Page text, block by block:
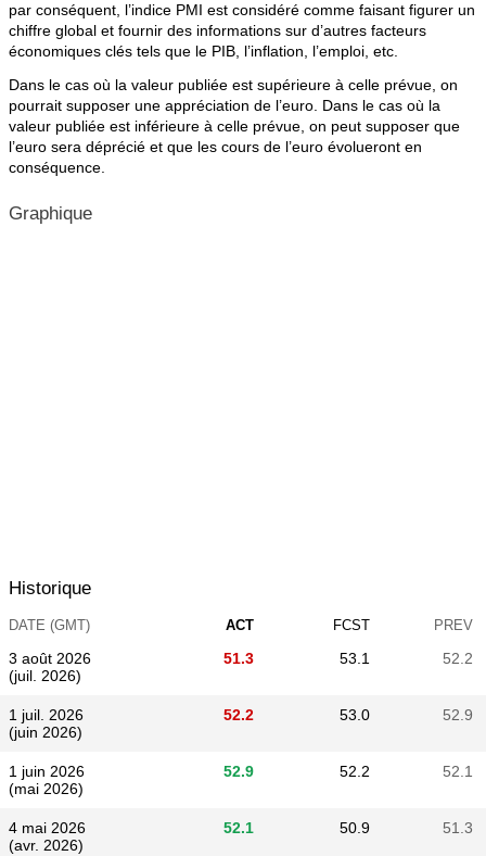
par conséquent, l’indice PMI est considéré comme faisant figurer un
chiffre global et fournir des informations sur d’autres facteurs
économiques clés tels que le PIB, l’inflation, l’emploi, etc.
Dans le cas où la valeur publiée est supérieure à celle prévue, on
pourrait supposer une appréciation de l’euro. Dans le cas où la
valeur publiée est inférieure à celle prévue, on peut supposer que
l’euro sera déprécié et que les cours de l’euro évolueront en
conséquence.
Graphique
Historique
DATE (GMT) ACT FCST PREV
3 août 2026
(juil. 2026)
51.3 53.1 52.2
1 juil. 2026
(juin 2026)
52.2 53.0 52.9
1 juin 2026
(mai 2026)
52.9 52.2 52.1
4 mai 2026
(avr. 2026)
52.1 50.9 51.3